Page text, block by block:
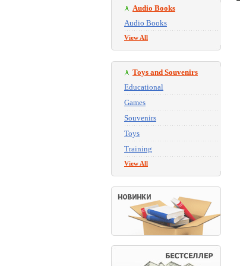
Audio Books
Audio Books
View All
Toys and Souvenirs
Educational
Games
Souvenirs
Toys
Training
View All